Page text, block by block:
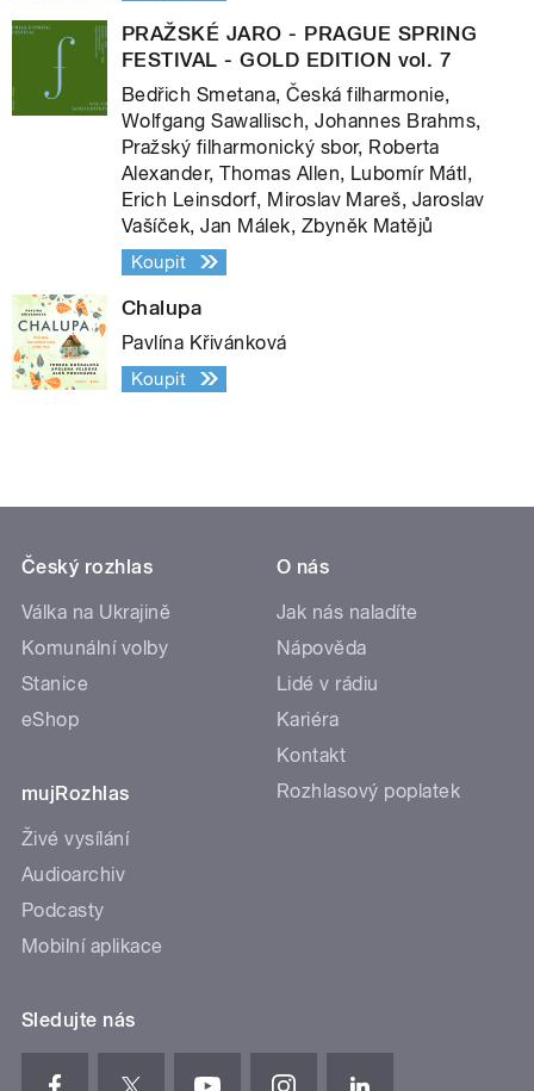
PRAŽSKÉ JARO - PRAGUE SPRING
FESTIVAL - GOLD EDITION vol. 7
Bedřich Smetana, Česká filharmonie,
Wolfgang Sawallisch, Johannes Brahms,
Pražský filharmonický sbor, Roberta
Alexander, Thomas Allen, Lubomír Mátl,
Erich Leinsdorf, Miroslav Mareš, Jaroslav
Vašíček, Jan Málek, Zbyněk Matějů
Koupit
Chalupa
Pavlína Křivánková
Koupit
Český rozhlas
Válka na Ukrajině
Komunální volby
Stanice
eShop
mujRozhlas
Živé vysílání
Audioarchiv
Podcasty
Mobilní aplikace
O nás
Jak nás naladíte
Nápověda
Lidé v rádiu
Kariéra
Kontakt
Rozhlasový poplatek
Sledujte nás